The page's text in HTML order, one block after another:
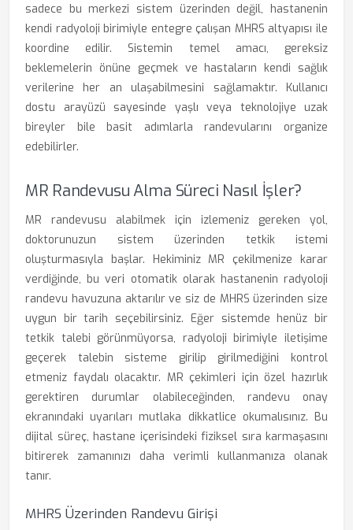
sadece bu merkezi sistem üzerinden değil, hastanenin
kendi radyoloji birimiyle entegre çalışan MHRS altyapısı ile
koordine edilir. Sistemin temel amacı, gereksiz
beklemelerin önüne geçmek ve hastaların kendi sağlık
verilerine her an ulaşabilmesini sağlamaktır. Kullanıcı
dostu arayüzü sayesinde yaşlı veya teknolojiye uzak
bireyler bile basit adımlarla randevularını organize
edebilirler.
MR Randevusu Alma Süreci Nasıl İşler?
MR randevusu alabilmek için izlemeniz gereken yol,
doktorunuzun sistem üzerinden tetkik istemi
oluşturmasıyla başlar. Hekiminiz MR çekilmenize karar
verdiğinde, bu veri otomatik olarak hastanenin radyoloji
randevu havuzuna aktarılır ve siz de MHRS üzerinden size
uygun bir tarih seçebilirsiniz. Eğer sistemde henüz bir
tetkik talebi görünmüyorsa, radyoloji birimiyle iletişime
geçerek talebin sisteme girilip girilmediğini kontrol
etmeniz faydalı olacaktır. MR çekimleri için özel hazırlık
gerektiren durumlar olabileceğinden, randevu onay
ekranındaki uyarıları mutlaka dikkatlice okumalısınız. Bu
dijital süreç, hastane içerisindeki fiziksel sıra karmaşasını
bitirerek zamanınızı daha verimli kullanmanıza olanak
tanır.
MHRS Üzerinden Randevu Girişi